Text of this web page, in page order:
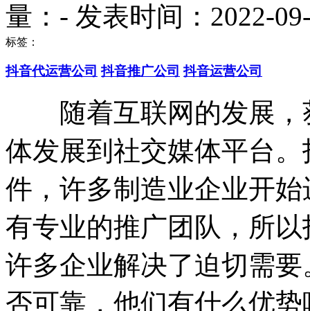
量： - 发表时间：2022-
标签：
抖音代运营公司 抖音推广公司 抖音运营公司
随着互联网的发展，
体发展到社交媒体平台
件，许多制造业企业开
有专业的推广团队，所
许多企业解决了迫切需
否可靠，他们有什么优势